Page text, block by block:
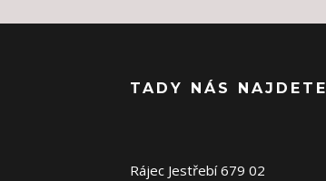
TADY NÁS NAJDETE
Rájec Jestřebí 679 02